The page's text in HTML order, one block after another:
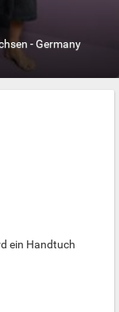
-Germany
ein Handtuch